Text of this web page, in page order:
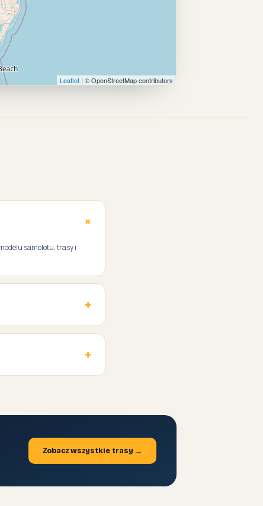
Leaflet | © OpenStreetMap contributors
samolotu, trasy i
Zobacz wszystkie trasy →